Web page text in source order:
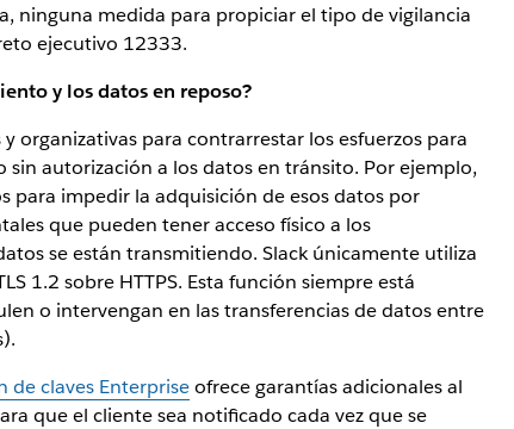
ninguna medida para propiciar el tipo de vigilancia
ejecutivo 12333.
y los datos en reposo?
organizativas para contrarrestar los esfuerzos para
autorización a los datos en tránsito. Por ejemplo,
para impedir la adquisición de esos datos por
que pueden tener acceso físico a los
se están transmitiendo. Slack únicamente utiliza
1.2 sobre HTTPS. Esta función siempre está
o intervengan en las transferencias de datos entre
de claves Enterpriseofrece garantías adicionales al
que el cliente sea notificado cada vez que se